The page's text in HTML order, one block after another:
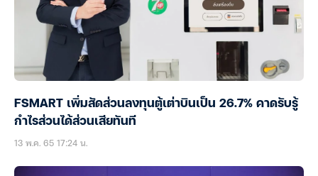
FSMART เพิ่มสัดส่วนลงทุนตู้เต่าบินเป็น 26.7% คาดรับรู้
กำไรส่วนได้ส่วนเสียทันที
13 พ.ค. 65 17:24 น.